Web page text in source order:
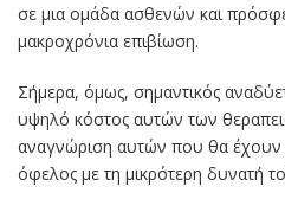
σε μια ομάδα ασθενών και
μακροχρόνια επιβίωση.
Σήμερα, όμως, σημαντικός
υψηλό κόστος αυτών των
αναγνώριση αυτών που θα έχουν
όφελος με τη μικρότερη δυνατή